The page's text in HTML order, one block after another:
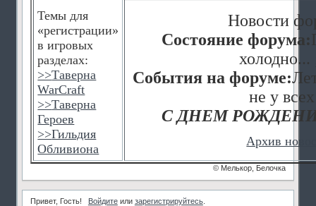
Темы для
«регистрации»
в игровых
разделах:
>>Таверна
WarCraft
>>Таверна
Героев
>>Гильдия
Обливиона
Новости
Состояние форума:
События на форуме:
не у
С ДНЕМ
Архив
© Мелькор, Белочка
Привет, Гость! Войдитеили зарегистрируйтесь.